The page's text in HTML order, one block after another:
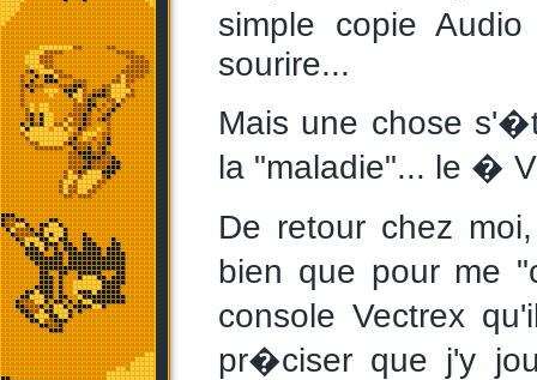
simple copie
sourire...
Mais une chose
la "maladie"... le �
De retour chez
bien que pour me
console Vectrex
pr�ciser que j'y